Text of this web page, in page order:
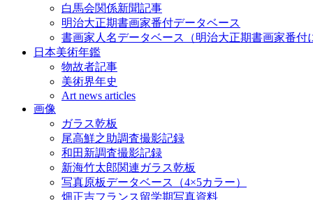
白馬会関係新聞記事
明治大正期書画家番付データベース
書画家人名データベース（明治大正期書画家番付
日本美術年鑑
物故者記事
美術界年史
Art news articles
画像
ガラス乾板
尾高鮮之助調査撮影記録
和田新調査撮影記録
新海竹太郎関連ガラス乾板
写真原板データベース（4×5カラー）
畑正吉フランス留学期写真資料